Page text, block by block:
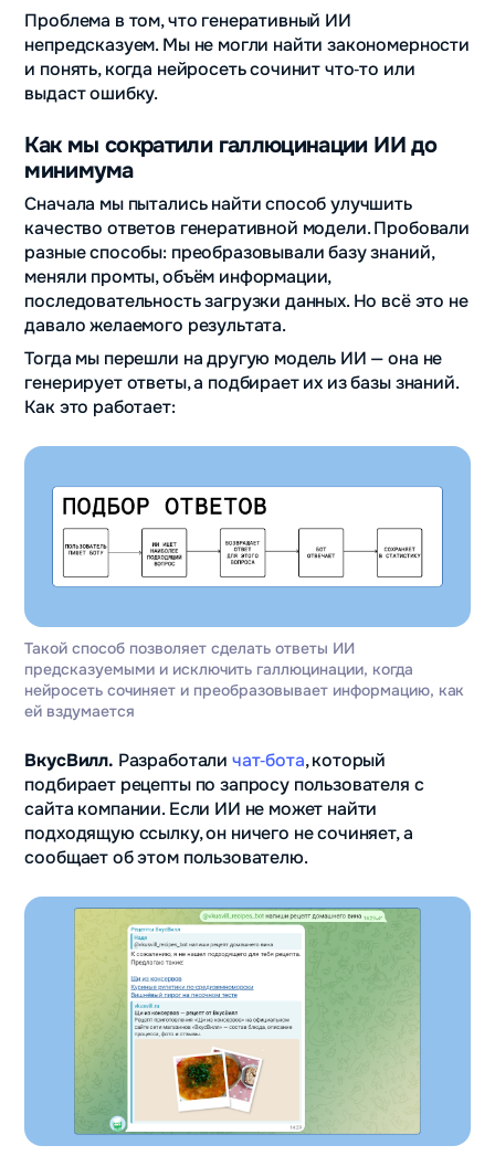
Проблема в том, что генеративный ИИ
непредсказуем. Мы не могли найти закономерности
и понять, когда нейросеть сочинит что‑то или
выдаст ошибку.
Как мы сократили галлюцинации ИИ до
минимума
Сначала мы пытались найти способ улучшить
качество ответов генеративной модели. Пробовали
разные способы: преобразовывали базу знаний,
меняли промты, объём информации,
последовательность загрузки данных. Но всё это не
давало желаемого результата.
Тогда мы перешли на другую модель ИИ — она не
генерирует ответы, а подбирает их из базы знаний.
Как это работает:
Такой способ позволяет сделать ответы ИИ
предсказуемыми и исключить галлюцинации, когда
нейросеть сочиняет и преобразовывает информацию, как
ей вздумается
ВкусВилл. Разработали чат‑бота, который
подбирает рецепты по запросу пользователя с
сайта компании. Если ИИ не может найти
подходящую ссылку, он ничего не сочиняет, а
сообщает об этом пользователю.